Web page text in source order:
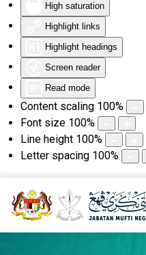
High saturation
Highlight links
Highlight headings
Screen reader
Read mode
Content scaling 100%
Font size 100%
Line height 100%
Letter spacing 100%